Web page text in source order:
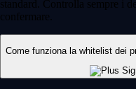
standard. Controlla sempre i
confermare.
Come funziona la whitelist dei